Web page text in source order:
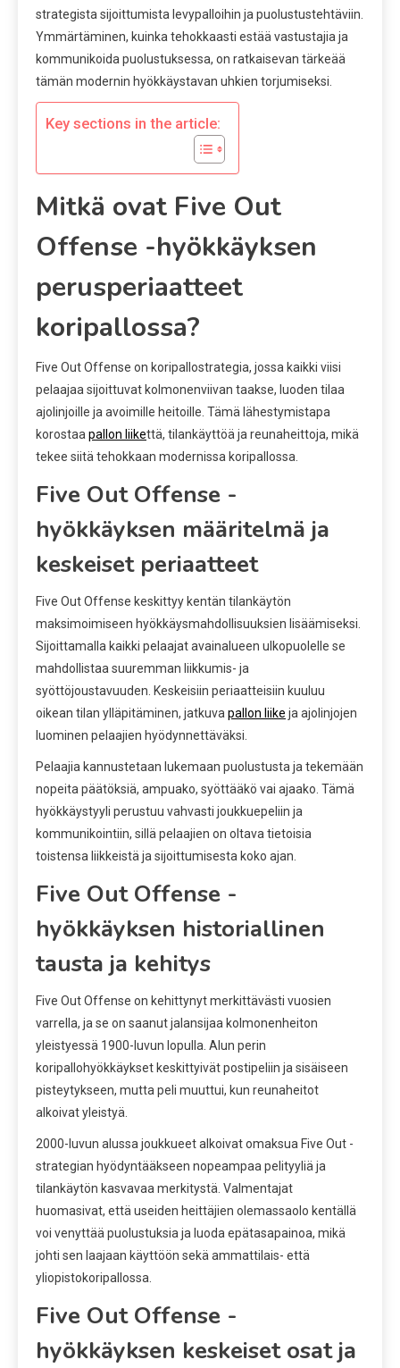
strategista sijoittumista levypalloihin ja puolustustehtäviin.
Ymmärtäminen, kuinka tehokkaasti estää vastustajia ja
kommunikoida puolustuksessa, on ratkaisevan tärkeää
tämän modernin hyökkäystavan uhkien torjumiseksi.
Key sections in the article:
Mitkä ovat Five Out
Offense -hyökkäyksen
perusperiaatteet
koripallossa?
Five Out Offense on koripallostrategia, jossa kaikki viisi
pelaajaa sijoittuvat kolmonenviivan taakse, luoden tilaa
ajolinjoille ja avoimille heitoille. Tämä lähestymistapa
korostaa pallon liikettä, tilankäyttöä ja reunaheittoja, mikä
tekee siitä tehokkaan modernissa koripallossa.
Five Out Offense -
hyökkäyksen määritelmä ja
keskeiset periaatteet
Five Out Offense keskittyy kentän tilankäytön
maksimoimiseen hyökkäysmahdollisuuksien lisäämiseksi.
Sijoittamalla kaikki pelaajat avainalueen ulkopuolelle se
mahdollistaa suuremman liikkumis- ja
syöttöjoustavuuden. Keskeisiin periaatteisiin kuuluu
oikean tilan ylläpitäminen, jatkuva pallon liike ja ajolinjojen
luominen pelaajien hyödynnettäväksi.
Pelaajia kannustetaan lukemaan puolustusta ja tekemään
nopeita päätöksiä, ampuako, syöttääkö vai ajaako. Tämä
hyökkäystyyli perustuu vahvasti joukkuepeliin ja
kommunikointiin, sillä pelaajien on oltava tietoisia
toistensa liikkeistä ja sijoittumisesta koko ajan.
Five Out Offense -
hyökkäyksen historiallinen
tausta ja kehitys
Five Out Offense on kehittynyt merkittävästi vuosien
varrella, ja se on saanut jalansijaa kolmonenheiton
yleistyessä 1900-luvun lopulla. Alun perin
koripallohyökkäykset keskittyivät postipeliin ja sisäiseen
pisteytykseen, mutta peli muuttui, kun reunaheitot
alkoivat yleistyä.
2000-luvun alussa joukkueet alkoivat omaksua Five Out -
strategian hyödyntääkseen nopeampaa pelityyliä ja
tilankäytön kasvavaa merkitystä. Valmentajat
huomasivat, että useiden heittäjien olemassaolo kentällä
voi venyttää puolustuksia ja luoda epätasapainoa, mikä
johti sen laajaan käyttöön sekä ammattilais- että
yliopistokoripallossa.
Five Out Offense -
hyökkäyksen keskeiset osat ja